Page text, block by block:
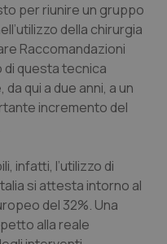
per riunire un gruppo
della chirurgia
Raccomandazioni
di questa tecnica
qui a due anni, a un
incremento del
infatti, l’utilizzo di
si attesta intorno al
del 32%. Una
alla reale